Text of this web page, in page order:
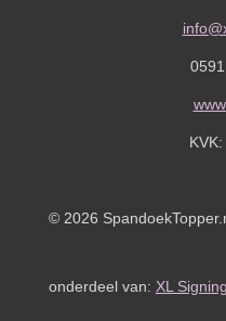
KVK:
© 2026
Deze
onderdeel van: XL